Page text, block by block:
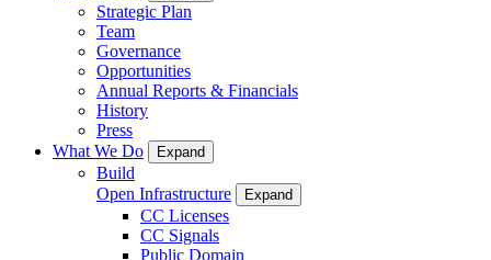
Strategic Plan
Team
Governance
Opportunities
Annual Reports & Financials
History
Press
What We Do
Expand
Build
Open Infrastructure
Expand
CC Licenses
CC Signals
Public Domain